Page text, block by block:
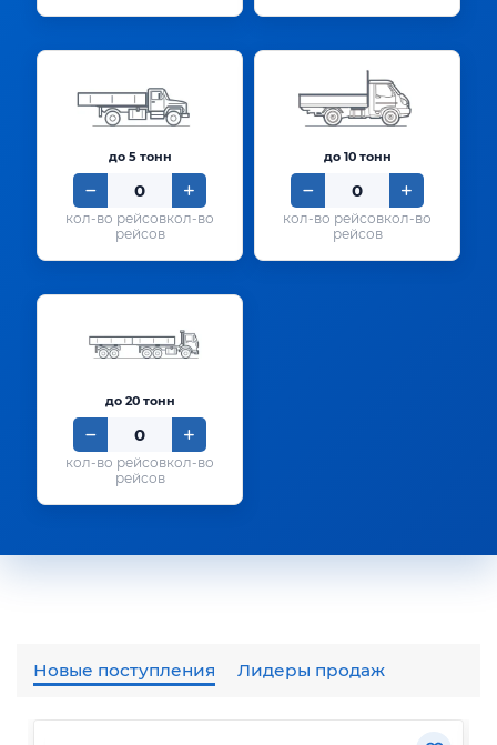
до 5 тонн
кол-во
рейсов
до 10 тонн
кол-во
рейсов
до 20 тонн
кол-во
рейсов
Новые поступления Лидеры продаж